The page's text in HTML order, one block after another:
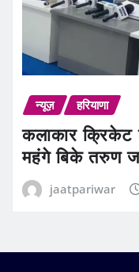
न्यूज़ हरियाणा
कलाकार क्रिकेट
महंगे बिके तरुण
jaatpariwar